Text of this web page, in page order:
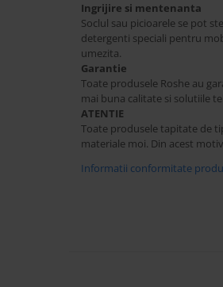
Ingrijire si mentenanta
Soclul sau picioarele se pot
detergenti speciali pentru
umezita.
Garantie
Toate produsele Roshe au
mai buna calitate si solutiile
ATENTIE
Toate produsele tapitate de
materiale moi. Din acest
Informatii conformitate